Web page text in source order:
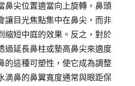
鼻尖位置適當向上旋轉，鼻頭
讓目光焦點集中在鼻尖，而非
縮短中庭的效果。反之，對於
過延長鼻柱或墊高鼻尖來適度
的這種可塑性，使它成為調整
滴鼻的鼻翼寬度通常與眼距保